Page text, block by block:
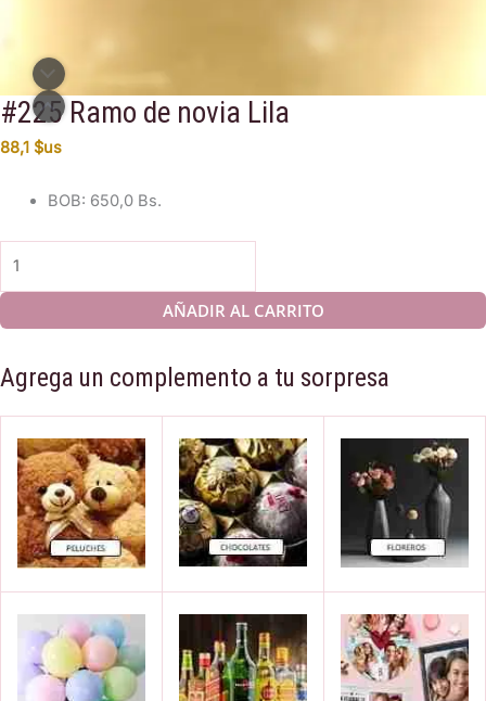
#225 Ramo de novia Lila
88,1 $us
BOB: 650,0 Bs.
Ramo
de
novia
cantidad
AÑADIR AL CARRITO
Agrega un complemento a tu sorpresa